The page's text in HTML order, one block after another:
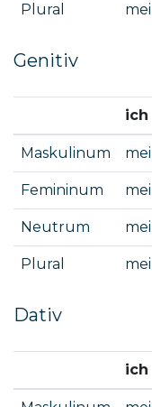
Plural
Genitiv
ich
Maskulinum
Femininum
Neutrum
Plural
Dativ
ich